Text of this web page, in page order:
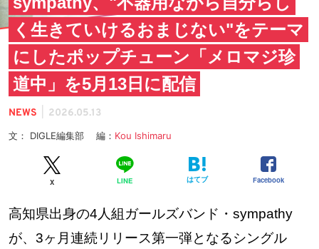
く生きていけるおまじない"をテーマ
にしたポップチューン「メロマジ珍
道中」を5月13日に配信
NEWS 2026.05.13
文： DIGLE編集部 編： Kou Ishimaru
X LINE はてブ Facebook
高知県出身の4人組ガールズバンド・sympathy
が、3ヶ月連続リリース第一弾となるシングル